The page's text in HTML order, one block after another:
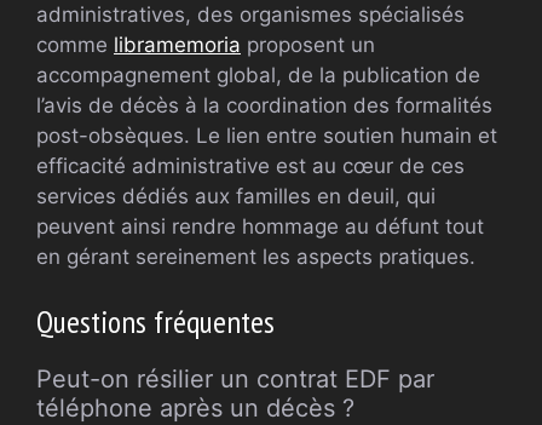
administratives, des organismes spécialisés
comme libramemoria proposent un
accompagnement global, de la publication de
l’avis de décès à la coordination des formalités
post-obsèques. Le lien entre soutien humain et
efficacité administrative est au cœur de ces
services dédiés aux familles en deuil, qui
peuvent ainsi rendre hommage au défunt tout
en gérant sereinement les aspects pratiques.
Questions fréquentes
Peut-on résilier un contrat EDF par
téléphone après un décès ?